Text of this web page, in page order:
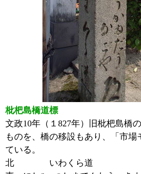
枇杷島橋道標
文政10年（１827年）旧枇杷島橋
ものを、橋の移設もあり、「市
ている。
北 いわくら道